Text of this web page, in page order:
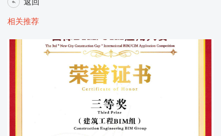
相关推荐